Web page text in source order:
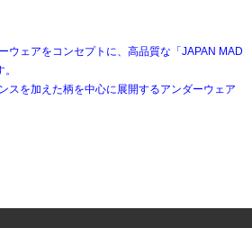
ウェアをコンセプトに、高品質な「JAPAN MAD
スを加えた柄を中心に展開するアンダーウェア